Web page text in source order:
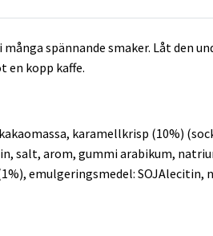
spännande smaker. Låt den
en kopp kaffe.
karamellkrisp (10%)
salt, arom, gummi arabikum,
emulgeringsmedel: SOJAlecitin,